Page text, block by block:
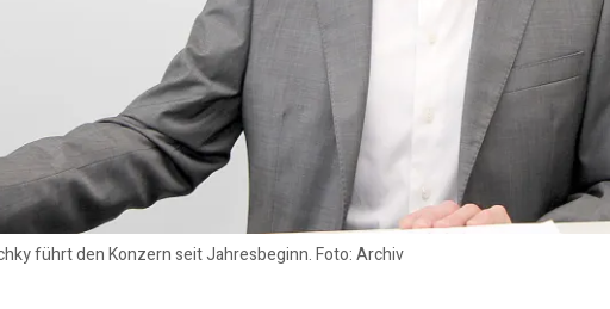
führt den Konzern seit Jahresbeginn. Foto: Archiv